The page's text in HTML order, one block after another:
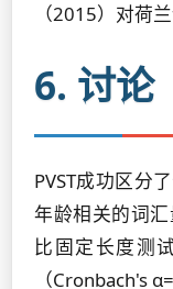
（2015）对荷
6. 讨论
PVST成功区分
年龄相关的词
比固定长度测
（Cronbach's